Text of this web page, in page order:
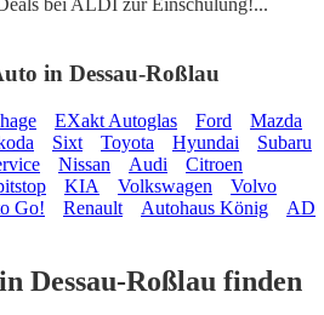
bei ALDI zur Einschulung!...
in Dessau-Roßlau
EXakt Autoglas Ford
Mazda
Sixt Toyota Hyundai
Subaru
Nissan Audi
Citroen
KIA Volkswagen
Volvo
Go! Renault Autohaus König
AD
Dessau-Roßlau finden